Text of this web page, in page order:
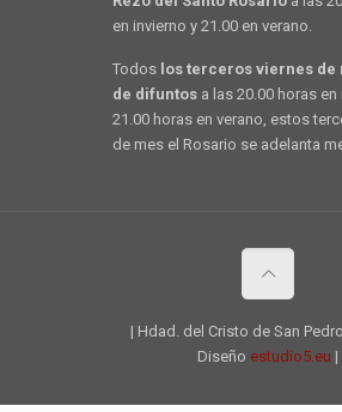
en invierno y 21.00 en verano.
Todos los terceros viernes de
de difuntos a las 20.00 horas en
21.00 horas en verano, estos
de mes el Rosario se adelanta
| Hdad. del Cristo de San
Diseño estudio5.eu |